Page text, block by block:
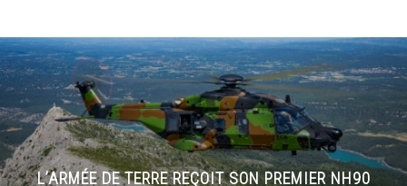
L’ARMÉE DE TERRE REÇOIT SON PREMIER NH90